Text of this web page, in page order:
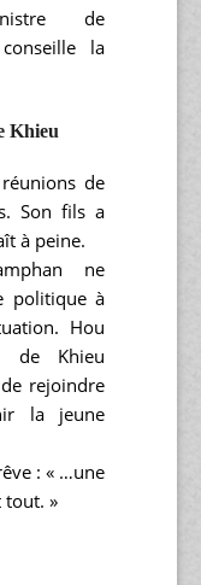
de
la
Khieu
de
Son fils a
à peine.
ne
politique à
Hou
de Khieu
rejoindre
la jeune
: « …une
tout. »